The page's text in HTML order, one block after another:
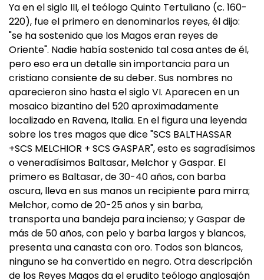
Ya en el siglo III, el teólogo Quinto Tertuliano (c. 160-
220), fue el primero en denominarlos reyes, él dijo:
"se ha sostenido que los Magos eran reyes de
Oriente". Nadie había sostenido tal cosa antes de él,
pero eso era un detalle sin importancia para un
cristiano consiente de su deber. Sus nombres no
aparecieron sino hasta el siglo VI. Aparecen en un
mosaico bizantino del 520 aproximadamente
localizado en Ravena, Italia. En el figura una leyenda
sobre los tres magos que dice "SCS BALTHASSAR
+SCS MELCHIOR + SCS GASPAR", esto es sagradísimos
o veneradísimos Baltasar, Melchor y Gaspar. El
primero es Baltasar, de 30-40 años, con barba
oscura, lleva en sus manos un recipiente para mirra;
Melchor, como de 20-25 años y sin barba,
transporta una bandeja para incienso; y Gaspar de
más de 50 años, con pelo y barba largos y blancos,
presenta una canasta con oro. Todos son blancos,
ninguno se ha convertido en negro. Otra descripción
de los Reyes Magos da el erudito teólogo anglosajón